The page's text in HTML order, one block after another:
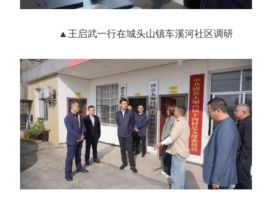
▲ 王启武一行在城头山镇车溪河社区调研